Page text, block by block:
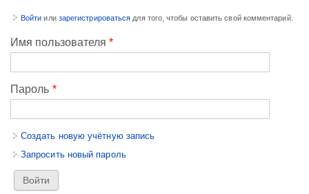
Войти или зарегистрироваться для того, чтобы оставить свой комментарий.
Имя пользователя*
Пароль *
Создать новую учётную запись
Запросить новый пароль